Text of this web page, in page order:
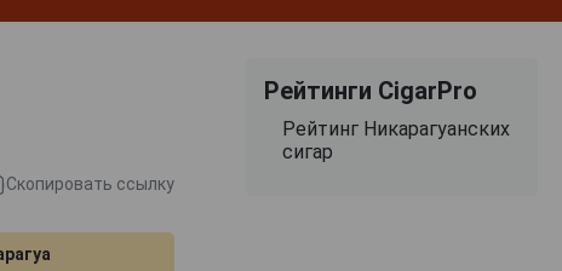
Скопировать ссылку
Рейтинги CigarPro
Рейтинг Никарагуанских
сигар